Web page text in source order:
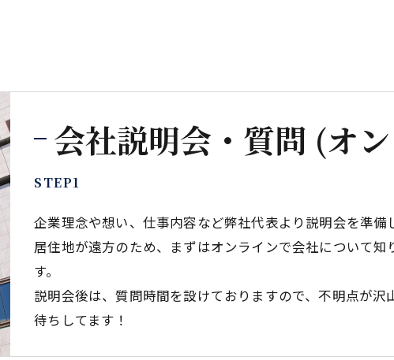
会社説明会・質問 (オ
STEP1
企業理念や想い、仕事内容など弊社代表より説明会を準備
居住地が遠方のため、まずはオンラインで会社について知
す。
説明会後は、質問時間を設けておりますので、不明点が沢
待ちしてます！